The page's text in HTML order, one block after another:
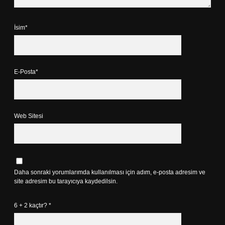
İsim*
E-Posta*
Web Sitesi
Daha sonraki yorumlarımda kullanılması için adım, e-posta adresim ve
site adresim bu tarayıcıya kaydedilsin.
6 + 2 kaçtır? *